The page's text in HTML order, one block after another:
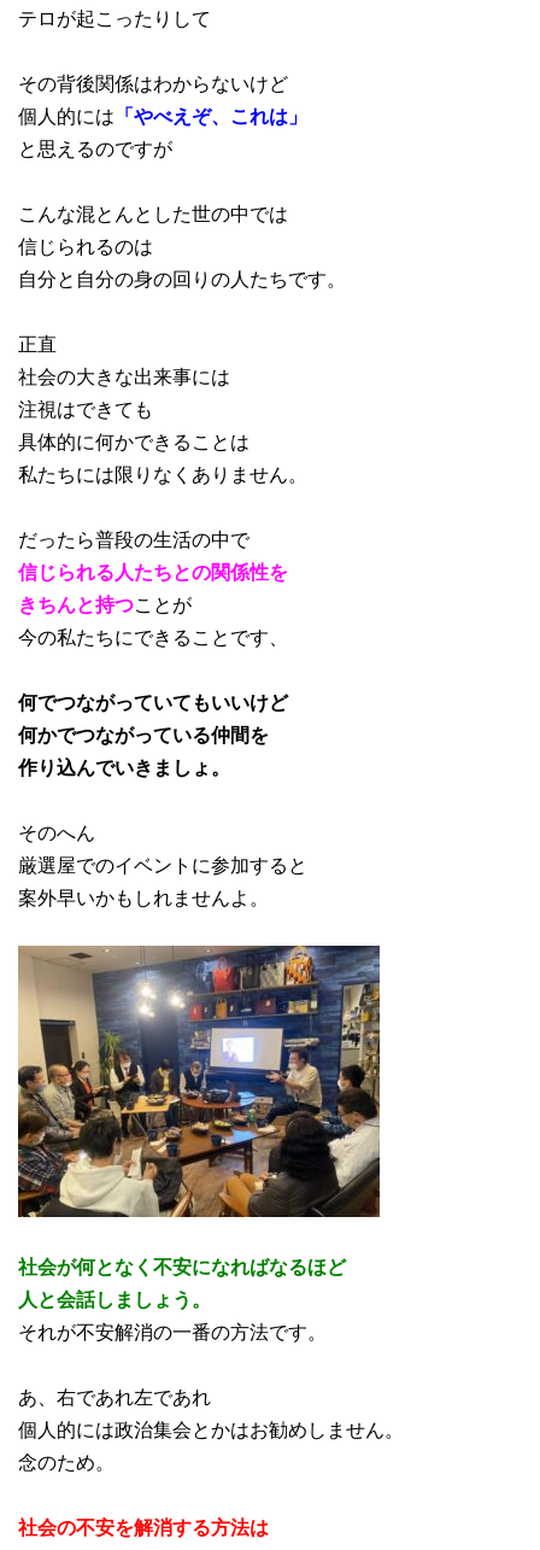
テロが起こったりして
その背後関係はわからないけど
個人的には 「やべえぞ、これは」
と思えるのですが
こんな混とんとした世の中では
信じられるのは
自分と自分の身の回りの人たちです。
正直
社会の大きな出来事には
注視はできても
具体的に何かできることは
私たちには限りなくありません。
だったら普段の生活の中で
信じられる人たちとの関係性を
きちんと持つことが
今の私たちにできることです、
何でつながっていてもいいけど
何かでつながっている仲間を
作り込んでいきましょ。
そのへん
厳選屋でのイベントに参加すると
案外早いかもしれませんよ。
社会が何となく不安になればなるほど
人と会話しましょう。
それが不安解消の一番の方法です。
あ、右であれ左であれ
個人的には政治集会とかはお勧めしません。
念のため。
社会の不安を解消する方法は